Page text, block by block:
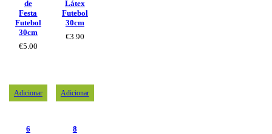
de
Festa
Futebol
30cm
€5.00
Látex
Futebol
30cm
€3.90
Adicionar
6
Adicionar
8